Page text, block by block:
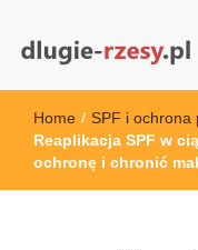
dlugie-
Home / SPF i ochrona
Reaplikacja SPF w
ochronę i chronić